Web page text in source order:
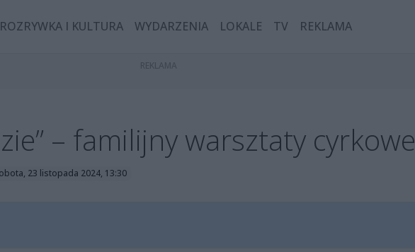
ROZRYWKA I KULTURA WYDARZENIA LOKALE TV REKLAMA
– familijny warsztaty cyrkowe
23 listopada 2024, 13:30